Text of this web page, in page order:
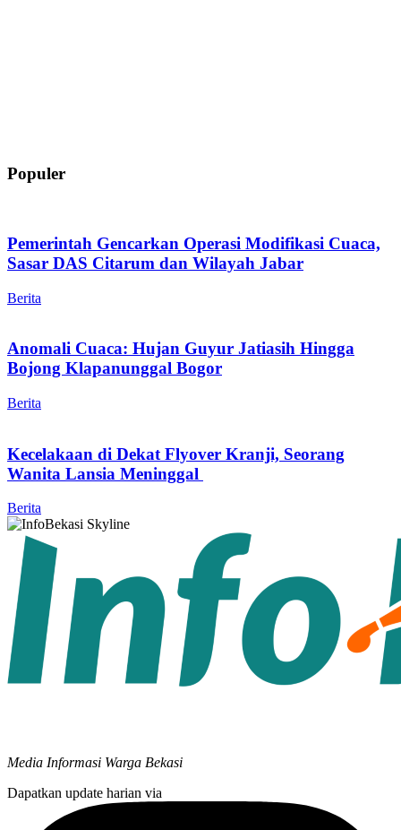
Populer
Pemerintah Gencarkan Operasi Modifikasi Cuaca,
Sasar DAS Citarum dan Wilayah Jabar
Berita
Anomali Cuaca: Hujan Guyur Jatiasih Hingga
Bojong Klapanunggal Bogor
Berita
Kecelakaan di Dekat Flyover Kranji, Seorang
Wanita Lansia Meninggal
Berita
Media Informasi Warga Bekasi
Dapatkan update harian via